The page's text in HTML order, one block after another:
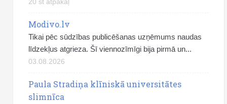
Modivo.lv
Tikai pēc sūdzības publicēšanas uzņēmums naudas
līdzekļus atgrieza. Šī viennozīmīgi bija pirmā un...
03.08.2026
Paula Stradiņa klīniskā universitātes
slimnīca